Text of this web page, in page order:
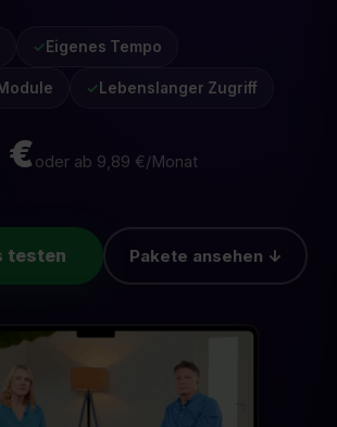
✓ Eigenes Tempo
✓ Lebenslanger Zugriff
€oder ab 9,89 €/Monat
testen Pakete ansehen ↓